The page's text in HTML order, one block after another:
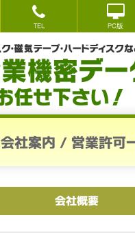
TEL PC版
会社案内 / 営業許可
会社概要